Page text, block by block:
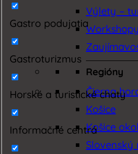
Gastro podujatia
Gastroturizmus
Horské a turistické chaty
Informačné centrá
Výlety –
Regióny
Čierna
Košice
Košice
Slovenský